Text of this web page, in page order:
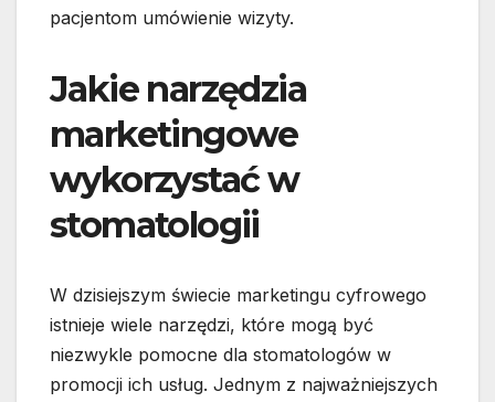
pacjentom umówienie wizyty.
Jakie narzędzia
marketingowe
wykorzystać w
stomatologii
W dzisiejszym świecie marketingu cyfrowego
istnieje wiele narzędzi, które mogą być
niezwykle pomocne dla stomatologów w
promocji ich usług. Jednym z najważniejszych